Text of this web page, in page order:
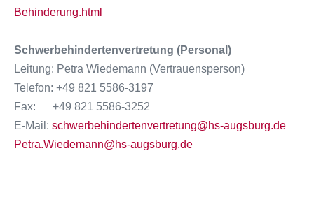
Behinderung.html
Schwerbehindertenvertretung (Personal)
Leitung: Petra Wiedemann (Vertrauensperson)
Telefon: +49 821 5586-3197
Fax: +49 821 5586-3252
E-Mail: schwerbehindertenvertretung@hs-augsburg.de
Petra.Wiedemann@hs-augsburg.de